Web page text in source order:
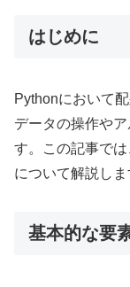
はじめに
Pythonにおいて
データの操作や
す。この記事で
について解説しま
基本的な要